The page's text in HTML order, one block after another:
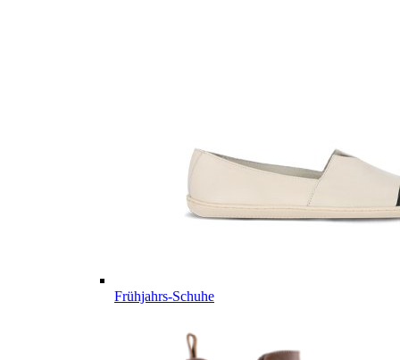
Frühjahrs-Schuhe